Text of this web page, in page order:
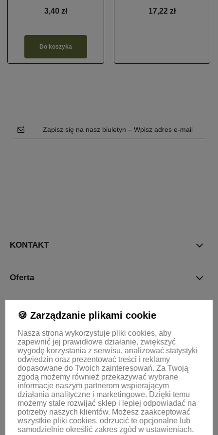
3,40 zł
Do koszyka
17,22 zł
Zapisz się na nasz biuletyn – Wpisz adres e-mail
KONTAKT
Oferta
Informacje
KONTO
🍪 Zarządzanie plikami cookie
Nasza strona wykorzystuje pliki cookies, aby
zapewnić jej prawidłowe działanie, zwiększyć
wygodę korzystania z serwisu, analizować statystyki
odwiedzin oraz prezentować treści i reklamy
dopasowane do Twoich zainteresowań. Za Twoją
zgodą możemy również przekazywać wybrane
informacje naszym partnerom wspierającym
działania analityczne i marketingowe. Dzięki temu
możemy stale rozwijać sklep i lepiej odpowiadać na
potrzeby naszych klientów. Możesz zaakceptować
wszystkie pliki cookies, odrzucić te opcjonalne lub
samodzielnie określić zakres zgód w ustawieniach.